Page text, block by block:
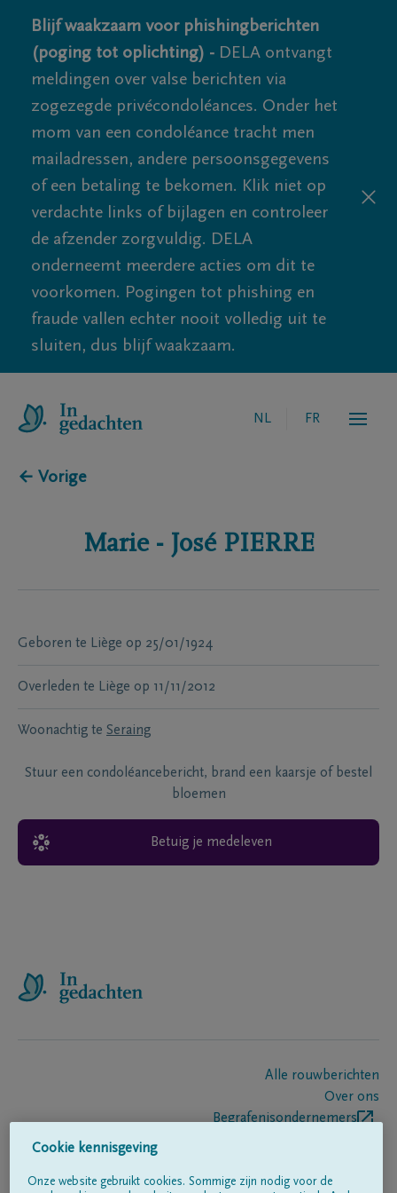
Blijf waakzaam voor phishingberichten
(poging tot oplichting) - DELA ontvangt
meldingen over valse berichten via
zogezegde privécondoléances. Onder het
mom van een condoléance tracht men
mailadressen, andere persoonsgegevens
of een betaling te bekomen. Klik niet op
verdachte links of bijlagen en controleer
de afzender zorgvuldig. DELA
onderneemt meerdere acties om dit te
voorkomen. Pogingen tot phishing en
fraude vallen echter nooit volledig uit te
sluiten, dus blijf waakzaam.
NL FR
← Vorige
Marie - José PIERRE
Geboren te Liège op 25/01/1924
Overleden te Liège op 11/11/2012
Woonachtig te Seraing
Stuur een condoléancebericht, brand een kaarsje of bestel
bloemen
Betuig je medeleven
Alle rouwberichten
Over ons
Begrafenisondernemers
Cookie kennisgeving
Onze website gebruikt cookies. Sommige zijn nodig voor de